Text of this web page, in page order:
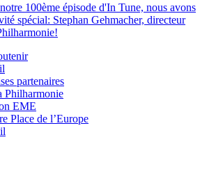
100ème épisode d'In Tune, nous avons
spécial: Stephan Gehmacher, directeur
partenaires
Philharmonie
EME
Place de l’Europe